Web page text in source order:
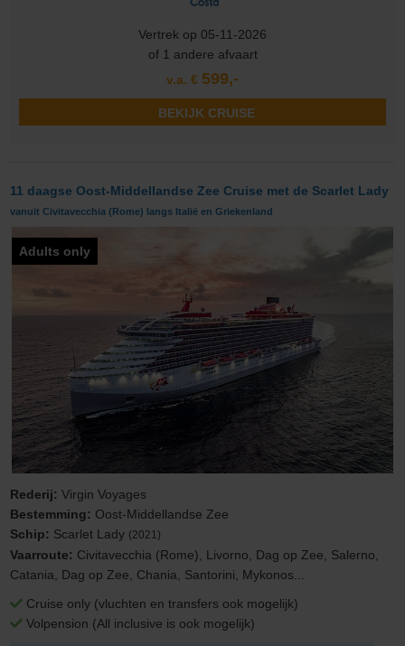
Vertrek op 05-11-2026
of 1 andere afvaart
v.a. € 599,-
BEKIJK CRUISE
11 daagse Oost-Middellandse Zee Cruise met de Scarlet Lady
vanuit Civitavecchia (Rome) langs Italië en Griekenland
Adults only
Rederij:Virgin Voyages
Bestemming: Oost-Middellandse Zee
Schip: Scarlet Lady (2021)
Vaarroute: Civitavecchia (Rome), Livorno, Dag op Zee, Salerno,
Catania, Dag op Zee, Chania, Santorini, Mykonos...
Cruise only (vluchten en transfers ook mogelijk)
Volpension (All inclusive is ook mogelijk)